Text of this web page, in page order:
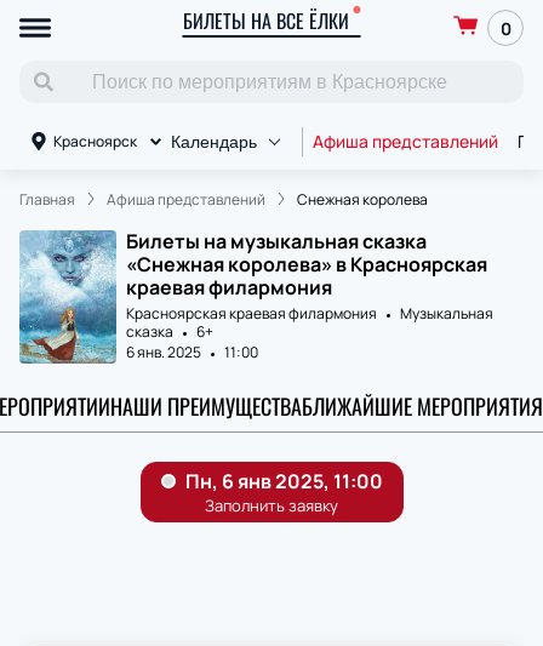
БИЛЕТЫ НА ВСЕ ЁЛКИ 0
Красноярск Календарь Афиша представлений
Главная Афиша представлений Снежная королева
Билеты на музыкальная сказка
«Снежная королева» в Красноярская
краевая филармония
Красноярская краевая филармония
Музыкальная
сказка
6+
6 янв. 2025
11:00
НАШИ ПРЕИМУЩЕСТВАБЛИЖАЙШИЕ МЕРОПРИЯТИЯ